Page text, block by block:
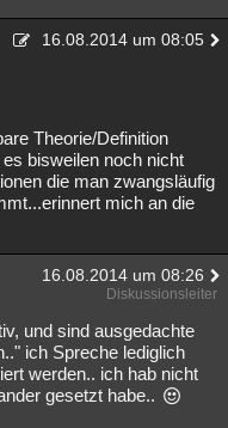
16.08.2014 um 08:05
Theorie/Definition
bisweilen noch nicht
die man zwangsläufig
mich an die
16.08.2014 um 08:26
Diskussionsleiter
und sind ausgedachte
ich Spreche lediglich
werden.. ich hab nicht
gesetzt habe..